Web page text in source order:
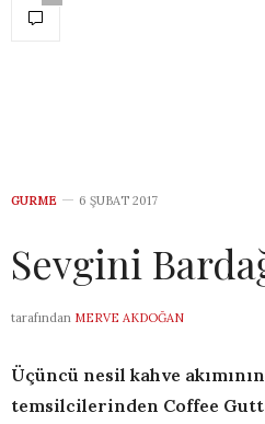
GURME 6 ŞUBAT 2017
Sevgini
tarafından MERVE AKDOĞAN
Üçüncü nesil kahve
temsilcilerinden Coffee